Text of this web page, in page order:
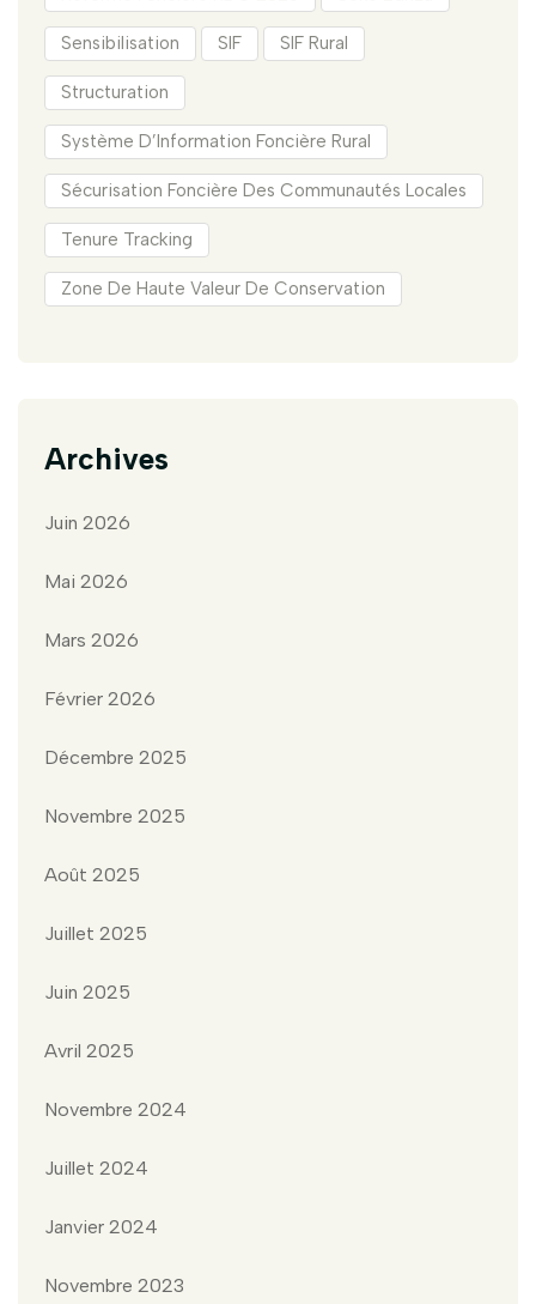
Sensibilisation SIF SIF Rural
Structuration
Système D’Information Foncière Rural
Sécurisation Foncière Des Communautés Locales
Tenure Tracking
Zone De Haute Valeur De Conservation
Archives
Juin 2026
Mai 2026
Mars 2026
Février 2026
Décembre 2025
Novembre 2025
Août 2025
Juillet 2025
Juin 2025
Avril 2025
Novembre 2024
Juillet 2024
Janvier 2024
Novembre 2023